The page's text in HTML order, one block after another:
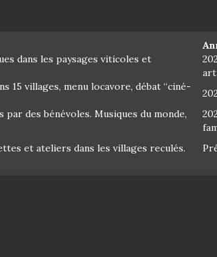
dans les paysages viticoles et
15 villages, menu locavore, débat “ciné-
des bénévoles. Musiques du monde,
et ateliers dans les villages reculés.